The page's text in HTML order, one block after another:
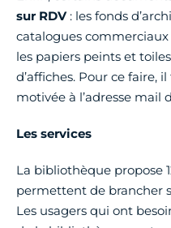
sur RDV: les fonds
catalogues
les papiers peints et
d’affiches. Pour ce faire,
motivée à l’adresse mail
Les services
La bibliothèque propose
permettent de brancher
Les usagers qui ont